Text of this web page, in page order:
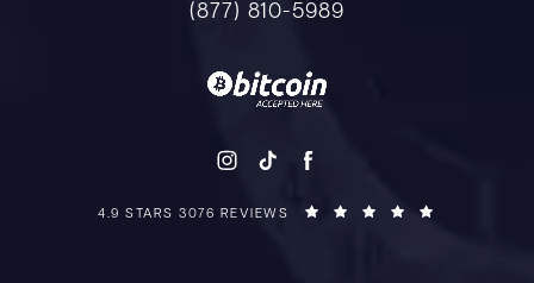
(877) 810-5989
4.9 STARS 3076 REVIEWS